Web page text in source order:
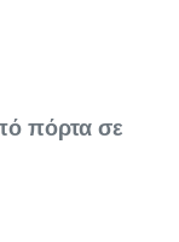
πόρτα σε